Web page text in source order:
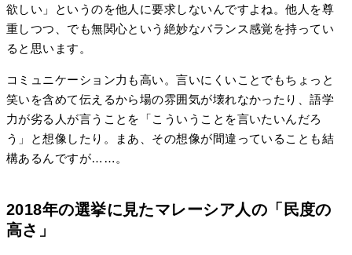
欲しい」というのを他人に要求しないんですよね。他人を尊
重しつつ、でも無関心という絶妙なバランス感覚を持ってい
ると思います。
コミュニケーション力も高い。言いにくいことでもちょっと
笑いを含めて伝えるから場の雰囲気が壊れなかったり、語学
力が劣る人が言うことを「こういうことを言いたいんだろ
う」と想像したり。まあ、その想像が間違っていることも結
構あるんですが……。
2018年の選挙に見たマレーシア人の「民度の
高さ」